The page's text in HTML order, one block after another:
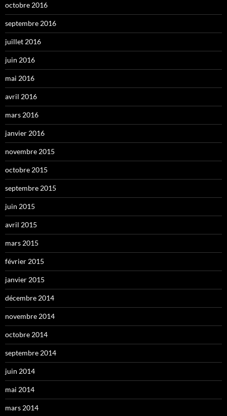
octobre 2016
septembre 2016
juillet 2016
juin 2016
mai 2016
avril 2016
mars 2016
janvier 2016
novembre 2015
octobre 2015
septembre 2015
juin 2015
avril 2015
mars 2015
février 2015
janvier 2015
décembre 2014
novembre 2014
octobre 2014
septembre 2014
juin 2014
mai 2014
mars 2014